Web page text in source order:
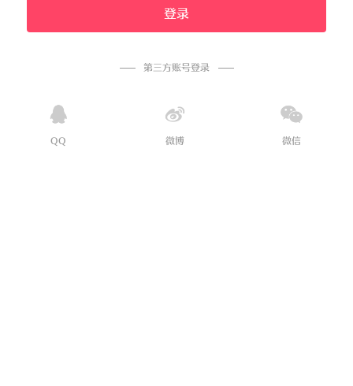
登录
第三方账号登录
QQ 微博 微信